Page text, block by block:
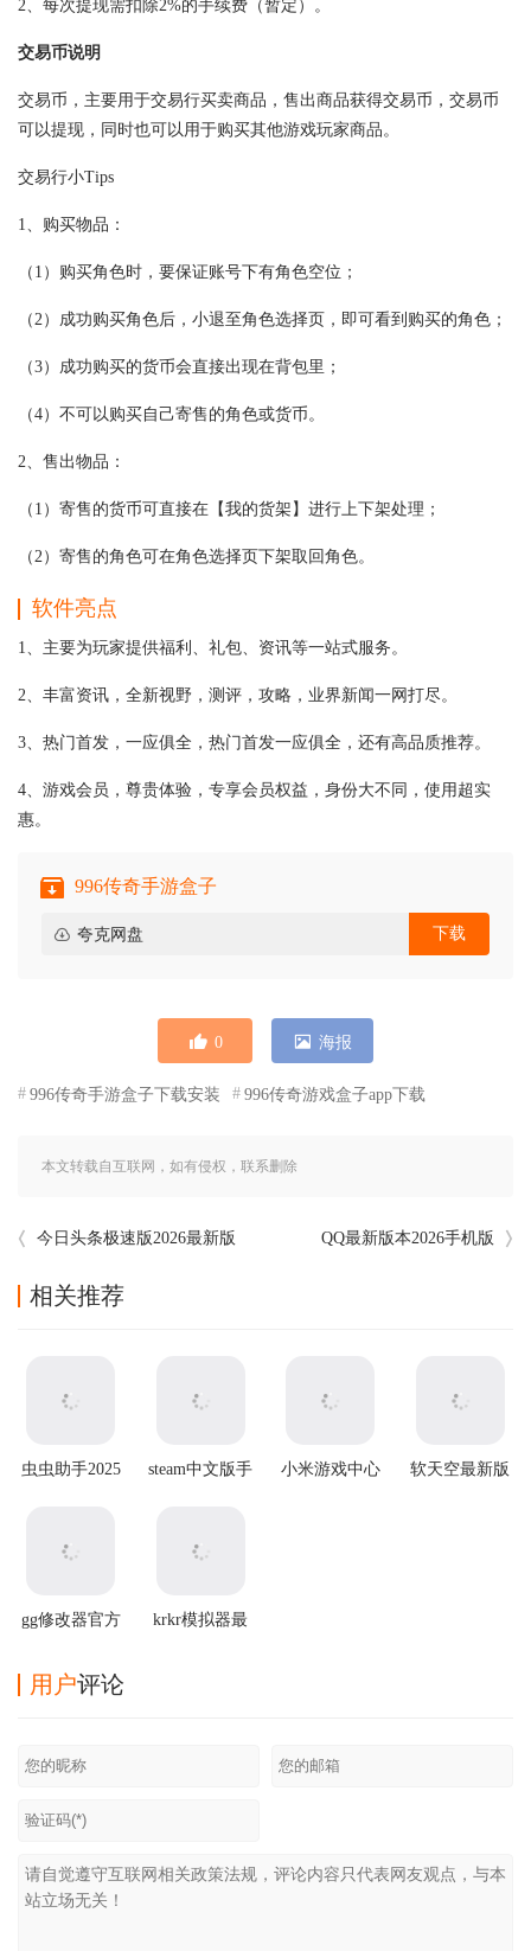
2、每次提现需扣除2%的手续费（暂定）。
交易币说明
交易币，主要用于交易行买卖商品，售出商品获得交易币，交易币
可以提现，同时也可以用于购买其他游戏玩家商品。
交易行小Tips
1、购买物品：
（1）购买角色时，要保证账号下有角色空位；
（2）成功购买角色后，小退至角色选择页，即可看到购买的角色；
（3）成功购买的货币会直接出现在背包里；
（4）不可以购买自己寄售的角色或货币。
2、售出物品：
（1）寄售的货币可直接在【我的货架】进行上下架处理；
（2）寄售的角色可在角色选择页下架取回角色。
软件亮点
1、主要为玩家提供福利、礼包、资讯等一站式服务。
2、丰富资讯，全新视野，测评，攻略，业界新闻一网打尽。
3、热门首发，一应俱全，热门首发一应俱全，还有高品质推荐。
4、游戏会员，尊贵体验，专享会员权益，身份大不同，使用超实
惠。
996传奇手游盒子
夸克网盘 下载
0 海报
996传奇手游盒子下载安装 996传奇游戏盒子app下载
本文转载自互联网，如有侵权，联系删除
今日头条极速版2026最新版 QQ最新版本2026手机版
相关推荐
虫虫助手2025
steam中文版手
小米游戏中心
软天空最新版
gg修改器官方
krkr模拟器最
用户评论